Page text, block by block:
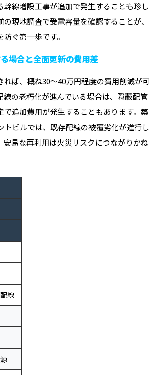
幹線増設工事が追加で発生することも珍し
の現地調査で受電容量を確認することが、
ぐ第一歩です。
場合と全面更新の費用差
れば、概ね30～40万円程度の費用削減が可
線の老朽化が進んでいる場合は、隠蔽配管
で追加費用が発生することもあります。築
トビルでは、既存配線の被覆劣化が進行し
安易な再利用は火災リスクにつながりかね
線